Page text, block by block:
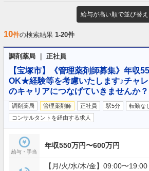
給与が高い順で並び替
10件の検索結果 1-20件
調剤薬局 ｜ 正社員
【宝塚市】《管理薬剤師募集》年収
OK★経験等を考慮いたします♪チャ
のキャリアにつなげていきませんか？
調剤薬局 管理薬剤師 正社員 駅5分 転勤な
コンサルタントを経由する求人
給与・手当
年収550万円〜600万円
【月/火/水/木/金】09:00〜